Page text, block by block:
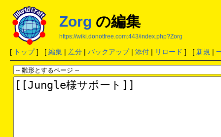
Zorg の編集
https://wiki.donotfree.com:443/index.php?Zorg
[ トップ] [ 編集| 差分| バックアップ| 添付| リロード ] [ 新規 |